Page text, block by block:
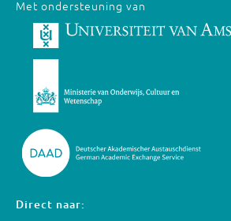
Met ondersteuning van
Direct naar: